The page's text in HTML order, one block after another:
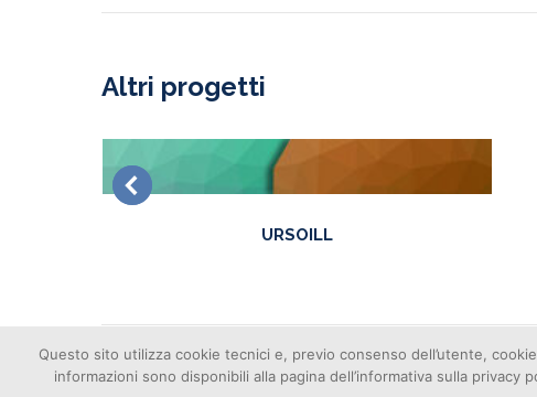
Altri progetti
URSOILL
Questo sito utilizza cookie tecnici e, previo consenso dell’utente,
informazioni sono disponibili alla pagina dell’informativa sulla